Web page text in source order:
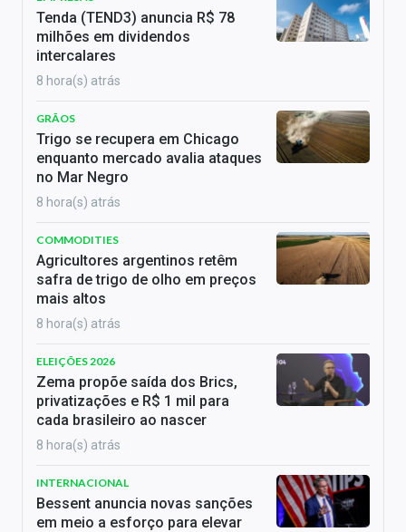
Tenda (TEND3) anuncia R$ 78
milhões em dividendos
intercalares
8 hora(s) atrás
GRÃOS
Trigo se recupera em Chicago
enquanto mercado avalia ataques
no Mar Negro
8 hora(s) atrás
COMMODITIES
Agricultores argentinos retêm
safra de trigo de olho em preços
mais altos
8 hora(s) atrás
ELEIÇÕES 2026
Zema propõe saída dos Brics,
privatizações e R$ 1 mil para
cada brasileiro ao nascer
8 hora(s) atrás
INTERNACIONAL
Bessent anuncia novas sanções
em meio a esforço para elevar